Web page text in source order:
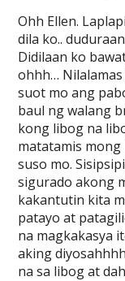
Ohh Ellen.
dila ko..
Didilaan ko
ohhh…
suot mo ang
baul ng walang
kong libog na
matatamis
suso mo.
sigurado akong
kakantutin kita
patayo at
na magkakasya
aking
na sa libog at